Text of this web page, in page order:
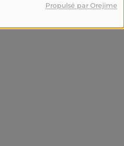
Propulsé par Orejime